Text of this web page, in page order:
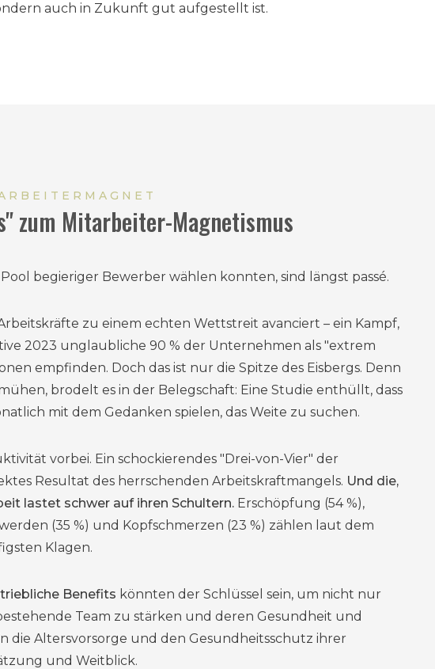
auch in Zukunft gut aufgestellt ist.
zum Mitarbeiter-Magnetismus
begieriger Bewerber wählen konnten, sind längst passé.
zu einem echten Wettstreit avanciert – ein Kampf,
2023 unglaubliche 90 % der Unternehmen als "extrem
empfinden. Doch das ist nur die Spitze des Eisbergs. Denn
brodelt es in der Belegschaft: Eine Studie enthüllt, dass
mit dem Gedanken spielen, das Weite zu suchen.
vorbei. Ein schockierendes "Drei-von-Vier" der
Resultat des herrschenden Arbeitskraftmangels. Und die,
lastet schwer auf ihren Schultern. Erschöpfung (54 %),
(35 %) und Kopfschmerzen (23 %) zählen laut dem
Klagen.
Benefits könnten der Schlüssel sein, um nicht nur
Team zu stärken und deren Gesundheit und
die Altersvorsorge und den Gesundheitsschutz ihrer
und Weitblick.